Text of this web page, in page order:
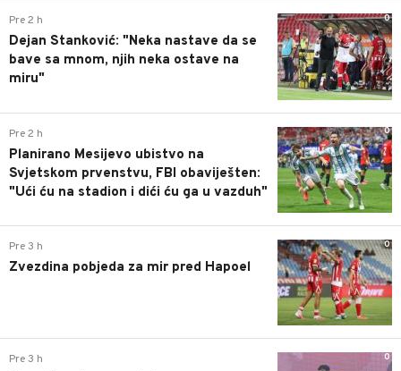
0
Pre 2 h
Dejan Stanković: "Neka nastave da se
bave sa mnom, njih neka ostave na
miru"
0
Pre 2 h
Planirano Mesijevo ubistvo na
Svjetskom prvenstvu, FBI obaviješten:
"Ući ću na stadion i dići ću ga u vazduh"
0
Pre 3 h
Zvezdina pobjeda za mir pred Hapoel
0
Pre 3 h